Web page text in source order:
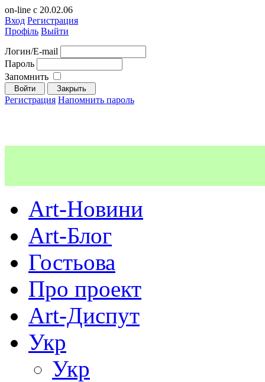
on-line с 20.02.06
Вход Регистрация
Профіль Выйти
Логин/E-mail
Пароль
Запомнить
Регистрация Напомнить пароль
Art-Новини
Art-Блог
Гостьова
Про проект
Art-Диспут
Укр
Укр